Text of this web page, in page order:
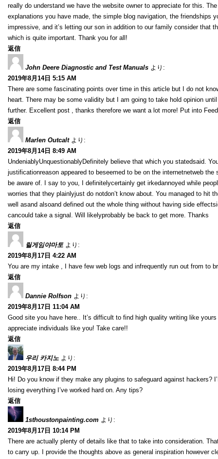
really do understand we have the website owner to appreciate for this.
explanations you have made, the simple blog navigation, the friendships
impressive, and it’s letting our son in addition to our family consider that
which is quite important. Thank you for all!
返信
John Deere Diagnostic and Test Manuals より:
2019年8月14日 5:15 AM
There are some fascinating points over time in this article but I do not
heart. There may be some validity but I am going to take hold opinion
further. Excellent post , thanks therefore we want a lot more! Put into
返信
Marlen Outcalt より:
2019年8月14日 8:49 AM
UndeniablyUnquestionablyDefinitely believe that which you statedsaid.
justificationreason appeared to beseemed to be on the internetnetweb
be aware of. I say to you, I definitelycertainly get irkedannoyed while
worries that they plainlyjust do notdon’t know about. You managed to hit
well asand alsoand defined out the whole thing without having side
cancould take a signal. Will likelyprobably be back to get more. Thanks
返信
릴게임야마토 より:
2019年8月17日 4:22 AM
You are my intake , I have few web logs and infrequently run out from to
返信
Dannie Rolfson より:
2019年8月17日 11:04 AM
Good site you have here.. It’s difficult to find high quality writing like
appreciate individuals like you! Take care!!
返信
우리 카지노 より:
2019年8月17日 8:44 PM
Hi! Do you know if they make any plugins to safeguard against hackers?
losing everything I’ve worked hard on. Any tips?
返信
1sthoustonpainting.com より:
2019年8月17日 10:14 PM
There are actually plenty of details like that to take into consideration.
to carry up. I provide the thoughts above as general inspiration however